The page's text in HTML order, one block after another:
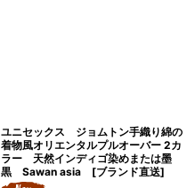
ユニセックス ジョムトン手織り綿の
着物風オリエンタルプルオーバー 2カ
ラー 天然インディゴ染めまたは墨
黒 Sawan asia [ブランド直送]